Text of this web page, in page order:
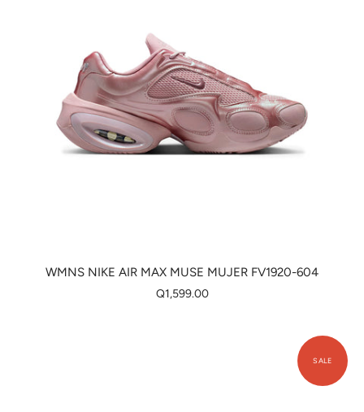
WMNS NIKE AIR MAX MUSE MUJER FV1920-604
Q1,599.00